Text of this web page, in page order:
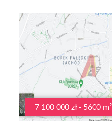
7 100 000 zł - 5600 m²